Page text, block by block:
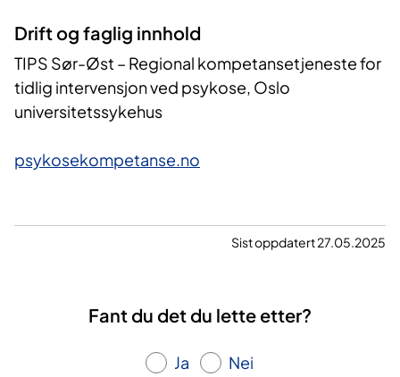
Drift og faglig innhold
TIPS Sør-Øst – Regional kompetansetjeneste for
tidlig intervensjon ved psykose, Oslo
universitetssykehus
psykosekompetanse.no
Sist oppdatert 27.05.2025
Fant du det du lette etter?
Ja Nei